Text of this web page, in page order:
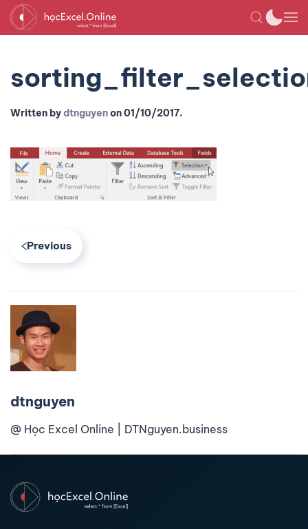
Written bydtnguyenon01/10/2017.
Previous
dtnguyen
@ Học Excel Online | DTNguyen.business